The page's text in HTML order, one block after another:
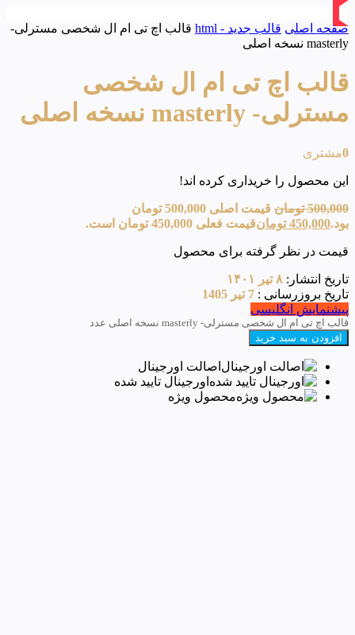
صفحه اصلی قالب جدید - html
قالب اچ تی ام ال شخصی مسترلی-
masterly نسخه اصلی
قالب اچ تی ام ال شخصی
مسترلی- masterly نسخه اصلی
0مشتری
این محصول را خریداری کرده اند!
500,000 تومان
قیمت اصلی 500,000 تومان
بود.450,000 تومانقیمت فعلی 450,000 تومان است.
قیمت در نظر گرفته برای محصول
تاریخ انتشار: ۸ تیر ۱۴۰۱
تاریخ بروزرسانی : 7 تیر 1405
پیشنمایش انگلیسی
قالب اچ تی ام ال شخصی مسترلی- masterly نسخه اصلی عدد
افزودن به سبد خرید
اصالت اورجینال
اورجینال تایید شده
محصول ویژه